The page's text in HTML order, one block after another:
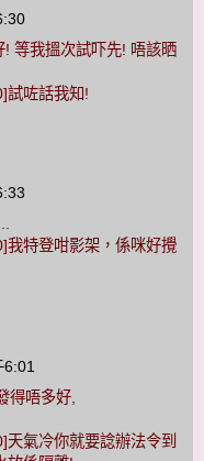
等我搵次試吓先! 唔該晒
試咗話我知!
特登咁影架，係咪好攪
得唔多好,
氣冷你就要諗辦法令到